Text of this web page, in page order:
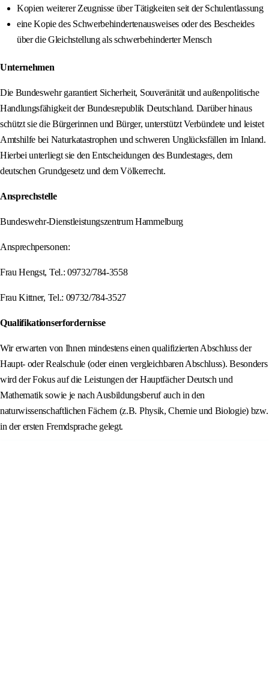
Kopien weiterer Zeugnisse über Tätigkeiten seit der Schulentlassung
eine Kopie des Schwerbehindertenausweises oder des Bescheides
über die Gleichstellung als schwerbehinderter Mensch
Unternehmen
Die Bundeswehr garantiert Sicherheit, Souveränität und außenpolitische
Handlungsfähigkeit der Bundesrepublik Deutschland. Darüber hinaus
schützt sie die Bürgerinnen und Bürger, unterstützt Verbündete und leistet
Amtshilfe bei Naturkatastrophen und schweren Unglücksfällen im Inland.
Hierbei unterliegt sie den Entscheidungen des Bundestages, dem
deutschen Grundgesetz und dem Völkerrecht.
Ansprechstelle
Bundeswehr-Dienstleistungszentrum Hammelburg
Ansprechpersonen:
Frau Hengst, Tel.: 09732/784-3558
Frau Kittner, Tel.: 09732/784-3527
Qualifikationserfordernisse
Wir erwarten von Ihnen mindestens einen qualifizierten Abschluss der
Haupt- oder Realschule (oder einen vergleichbaren Abschluss). Besonders
wird der Fokus auf die Leistungen der Hauptfächer Deutsch und
Mathematik sowie je nach Ausbildungsberuf auch in den
naturwissenschaftlichen Fächern (z.B. Physik, Chemie und Biologie) bzw.
in der ersten Fremdsprache gelegt.